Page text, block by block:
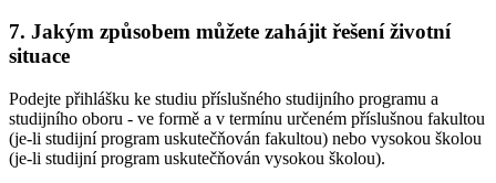
7. Jakým způsobem můžete zahájit řešení životní
situace
Podejte přihlášku ke studiu příslušného studijního programu a
studijního oboru - ve formě a v termínu určeném příslušnou fakultou
(je-li studijní program uskutečňován fakultou) nebo vysokou školou
(je-li studijní program uskutečňován vysokou školou).